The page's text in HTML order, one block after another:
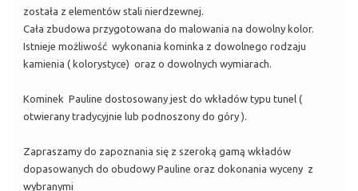
została z elementów stali nierdzewnej.
Cała zbudowa przygotowana do malowania na dowolny kolor.
Istnieje możliwość wykonania kominka z dowolnego rodzaju
kamienia ( kolorystyce) oraz o dowolnych wymiarach.
Kominek Pauline dostosowany jest do wkładów typu tunel (
otwierany tradycyjnie lub podnoszony do góry ).
Zapraszamy do zapoznania się z szeroką gamą wkładów
dopasowanych do obudowy Pauline oraz dokonania wyceny z
wybranymi